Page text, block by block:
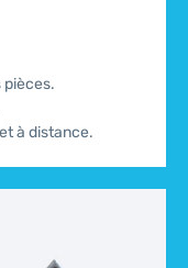
pièces.
à distance.